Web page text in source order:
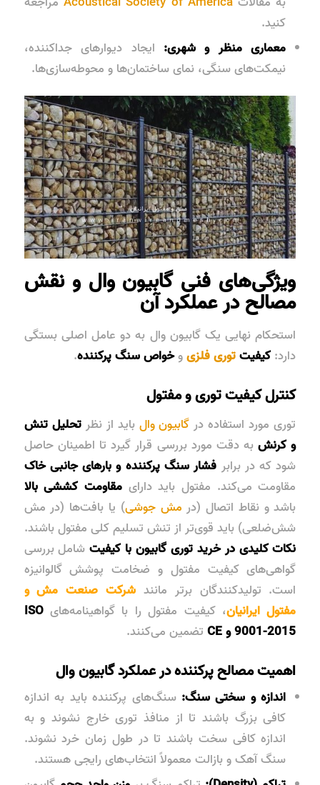
کنید.
معماری منظر و شهری: ایجاد دیوارهای جداکننده،
نیمکت‌های سنگی، نمای ساختمان‌ها و محوطه‌سازی‌ها.
ویژگی‌های فنی گابیون وال و نقش
مصالح در عملکرد آن
استحکام نهایی یک گابیون وال به دو عامل اصلی بستگی
دارد:کیفیتتوری فلزیوخواص سنگ پرکننده.
کنترل کیفیت توری و مفتول
توری مورد استفاده در گابیون وال باید از نظرتحلیل تنش
و کرنشبه دقت مورد بررسی قرار گیرد تا اطمینان حاصل
شود که در برابر فشار سنگ پرکننده و بارهای جانبی خاک
مقاومت می‌کند. مفتول باید دارایمقاومت کششی بالا
باشد و نقاط اتصال (در مش جوشی) یا بافت‌ها (در مش
شش‌ضلعی) باید قوی‌تر از تنش تسلیم کلی مفتول باشند.
نکات کلیدی در خرید توری گابیون با کیفیتشامل بررسی
گواهی‌های کیفیت مفتول و ضخامت پوشش گالوانیزه
است. تولیدکنندگان برتر مانند شرکت صنعت مش و
مفتول ایرانیان، کیفیت مفتول را با گواهینامه‌هایISO
9001-2015 و CE
تضمین می‌کنند.
اهمیت مصالح پرکننده در عملکرد گابیون وال
اندازه و سختی سنگ: سنگ‌های پرکننده باید به اندازه
کافی بزرگ باشند تا از منافذ توری خارج نشوند و به
اندازه کافی سخت باشند تا در طول زمان خرد نشوند.
سنگ آهک و بازالت معمولاً انتخاب‌های رایجی هستند.